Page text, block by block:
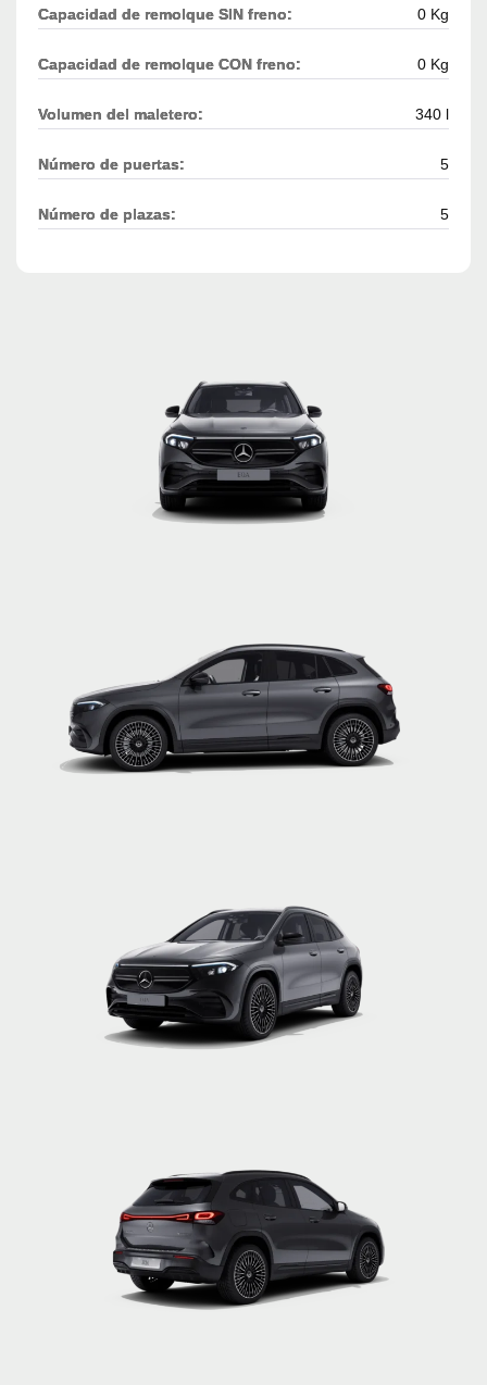
Capacidad de remolque SIN freno: 0 Kg
Capacidad de remolque CON freno: 0 Kg
Volumen del maletero: 340 l
Número de puertas: 5
Número de plazas: 5